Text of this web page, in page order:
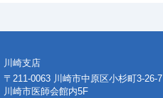
川崎支店
〒211-0063 川崎市中原区小杉町3-26-7
川崎市医師会館内5F